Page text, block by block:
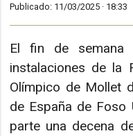
Publicado: 11/03/2025 · 18:33
El fin de
instalaciones de la
Olímpico de Mollet
de España de Foso
parte una decena